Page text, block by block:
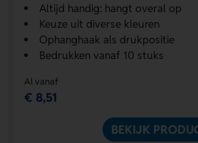
Altijd handig: hangt overal op
Keuze uit diverse kleuren
Ophanghaak als drukpositie
Bedrukken vanaf 10 stuks
Al vanaf
€ 8,51
BEKIJK